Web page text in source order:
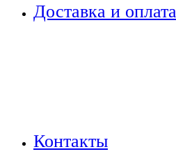
Доставка и оплата
Контакты